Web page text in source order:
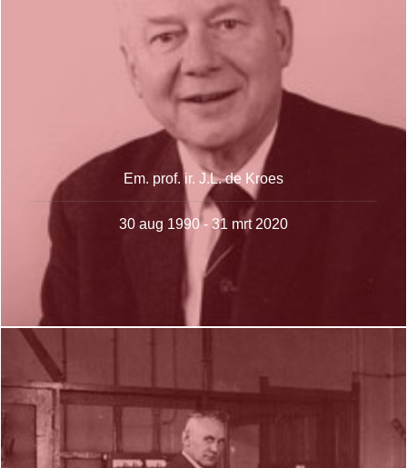
Em. prof. ir. J.L. de Kroes
30 aug 1990 - 31 mrt 2020